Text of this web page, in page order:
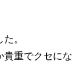
。
貴重でクセにな